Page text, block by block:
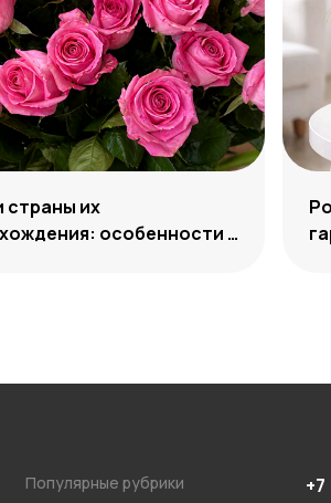
страны их
особенности и
Популярные рубрики